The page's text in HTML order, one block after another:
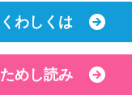
くわしくは
ためし読み